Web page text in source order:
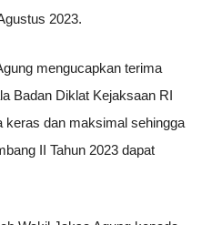
2023.
mengucapkan terima
Badan Diklat Kejaksaan RI
keras dan maksimal sehingga
II Tahun 2023 dapat